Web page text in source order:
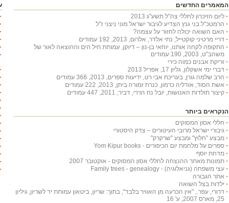
המאמרים החדשים
ליום הזיכרון לחללי צה"ל תשע"ג 2013
הרמטכ"ל בני גנץ הצדיע לגיבור ישראל מוני ניצני ז"ל
האם השואה יכולה לחזור על עצמה?
דריי מרטיני קוקטייל, נתי אלדר, אלרום, 2013, 192 עמודים
התקופה לקחה אותנו, יוחאי בן-נון – דיוקן, עמותת חיל הים וההוצאה לאור של
משהב"ט, 2003, 190 עמודים
זריקת אבנים כמוה כירי
דברי ימי אשקלון, גליון 17, אפריל 2013
הרב שלמה גורן, בעריכת אבי רט, ידיעות ספרים, 2013, 366 עמודים
אשת הסוד, אודליה כרמון, כנרת זמורה ביתן, 2013, 222 עמודים
קיצור תולדות האנושות, יובל נח הררי, דביר, 2011, 447 עמודים
הנקראים ביותר
חללי אסון המסוקים
גיבורי ישראל מרובי העיטורים – צדק היסטורי
מבצע "חלוץ" ומבצע "שרקרק"
ספרים על מלחמת יום הכיפורים - Yom Kipur books
מדחת יוסף
תמונות מאתר ההנצחה לחללי אסון המסוקים - אוקטובר 2007
עצי משפחה (גניאלוגיה) - Family trees - genealogy
אתר הגבורה
ילדות בצל השואה
דרורי, עפר., "אין הכרעה מן האוויר בלבד", בתוך: שריון, ביטאון עמותת יד לשריון, גיליון
25, מארס 2007, ע' 16